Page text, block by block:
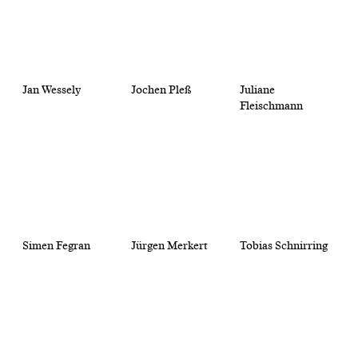
Jan Wessely Jochen Pleß
Juliane
Fleischmann
Simen Fegran Jürgen Merkert Tobias Schnirring